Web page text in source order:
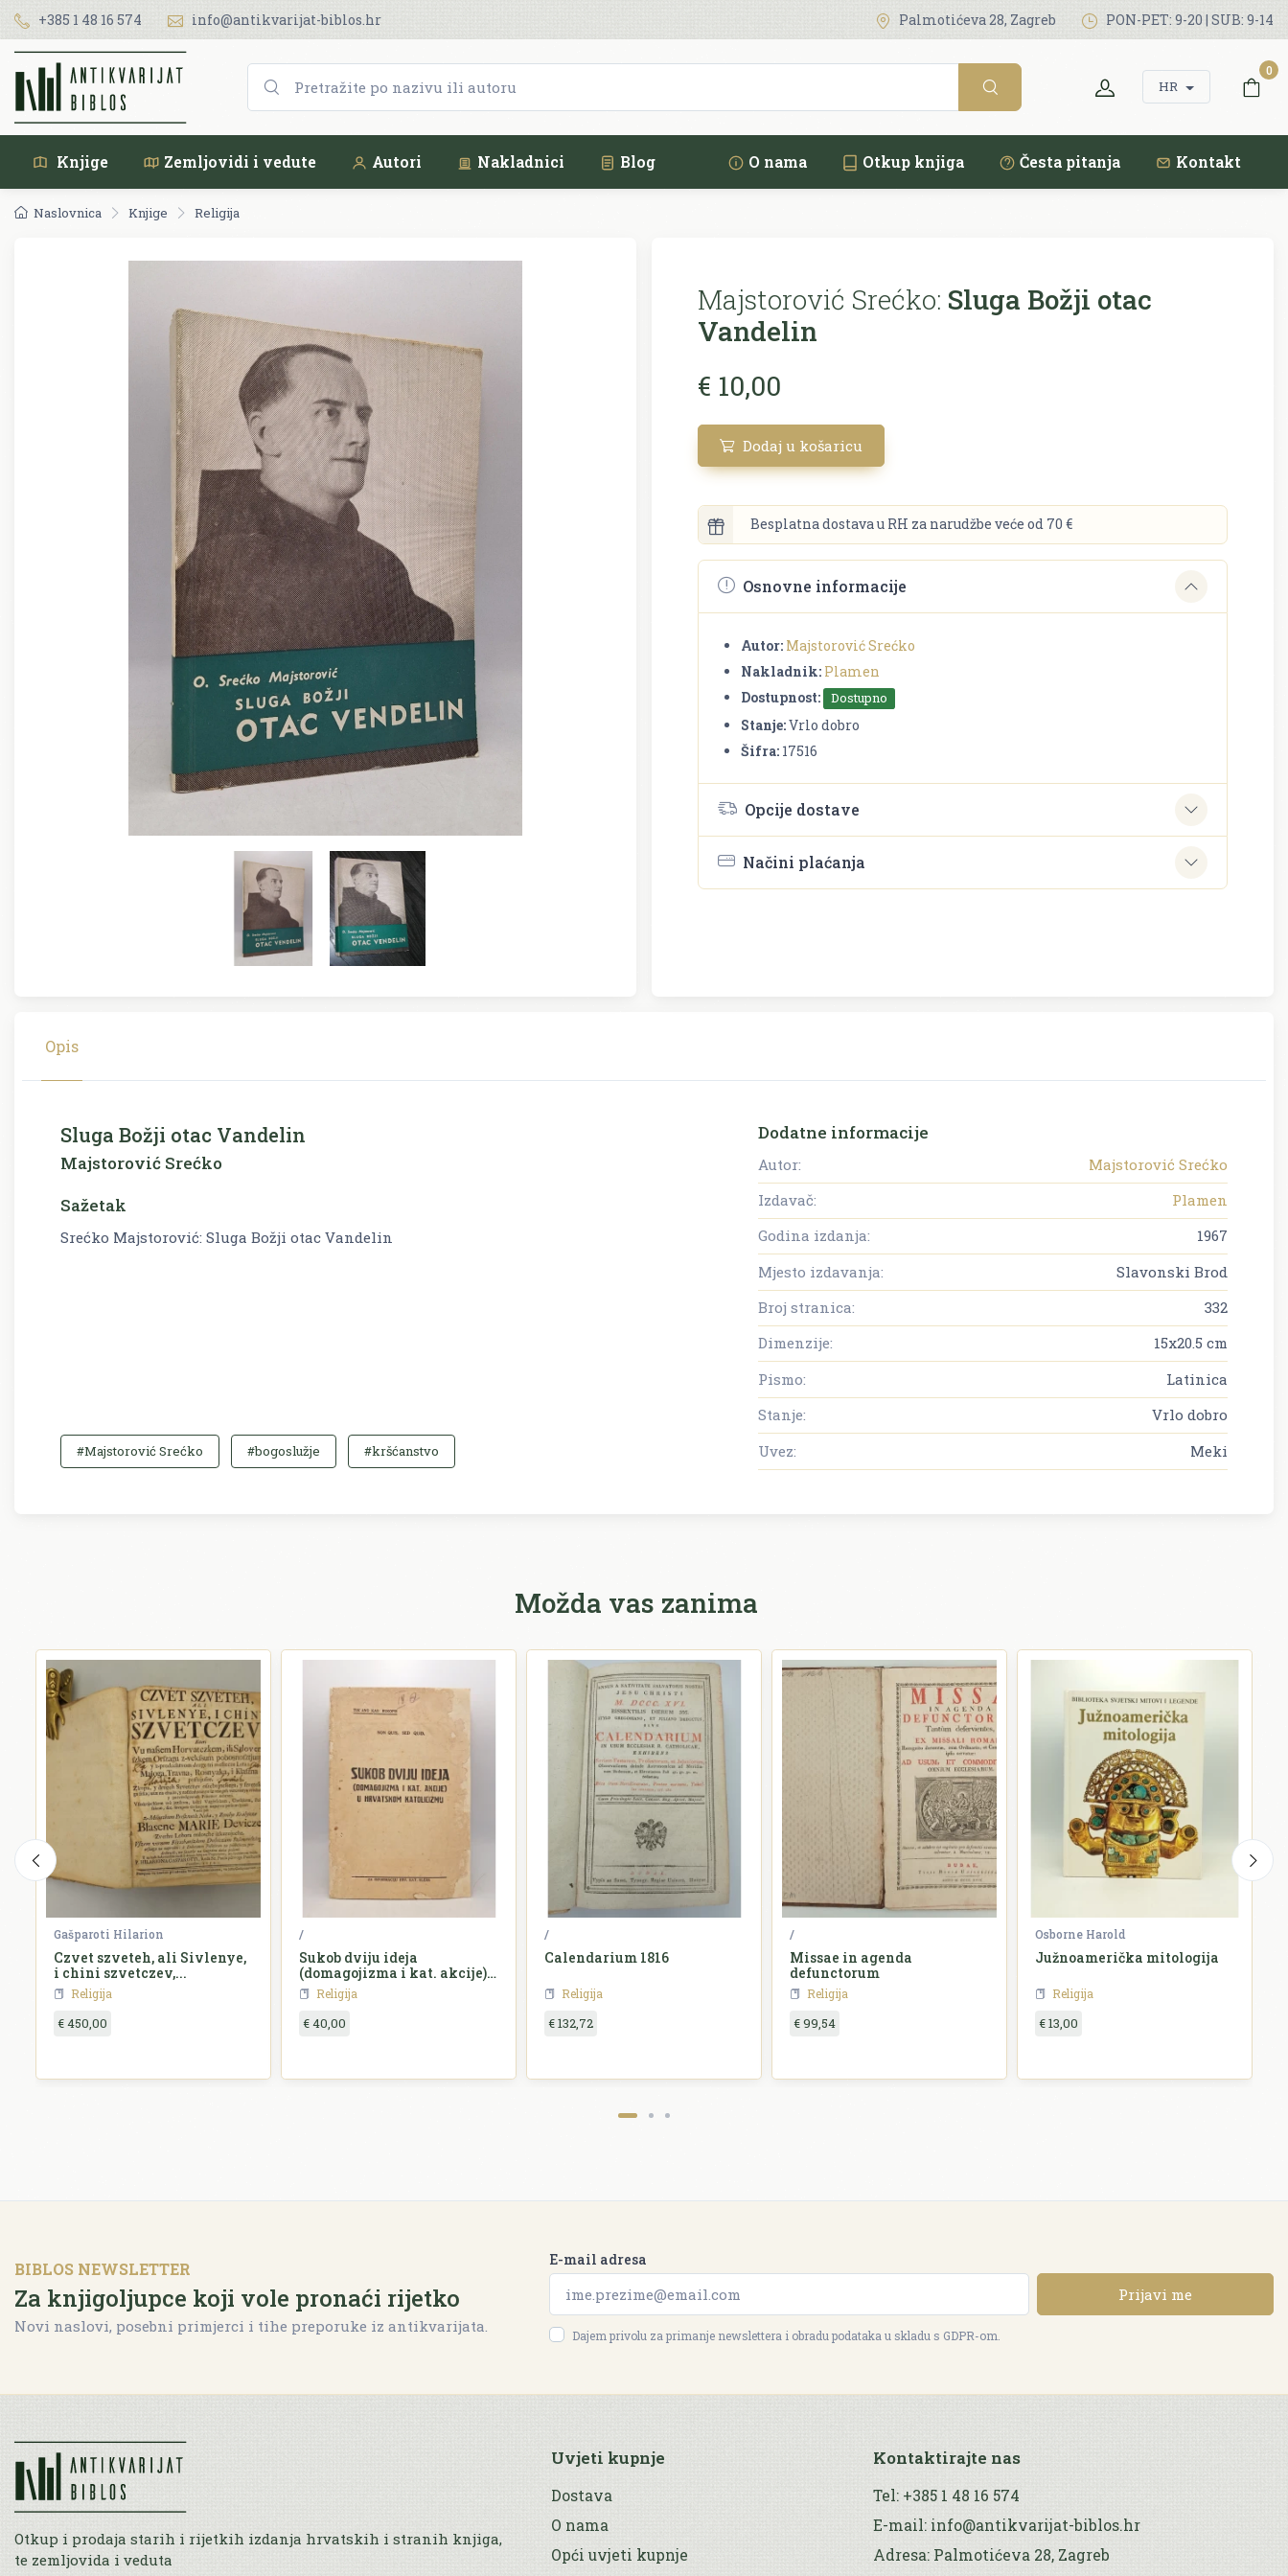
+385 1 48 16 574 info@antikvarijat-biblos.hr Palmotićeva 28, Zagreb PON-PET: 9-20 | SUB: 9-14
HR
0
Knjige Zemljovidi i vedute Autori Nakladnici Blog O nama Otkup knjiga Česta pitanja Kontakt
Naslovnica Knjige Religija
Majstorović Srećko: Sluga Božji otac
Vandelin
€ 10,00
Dodaj u košaricu
Besplatna dostava u RH za narudžbe veće od 70 €
Osnovne informacije
Autor: Majstorović Srećko
Nakladnik: Plamen
Dostupnost:
Dostupno
Stanje:Vrlo dobro
Šifra: 17516
Opcije dostave
Načini plaćanja
Opis
Sluga Božji otac Vandelin
Majstorović Srećko
Sažetak
Srećko Majstorović: Sluga Božji otac Vandelin
#Majstorović Srećko #bogoslužje #kršćanstvo
Dodatne informacije
Autor:
Majstorović Srećko
Izdavač:
Plamen
Godina izdanja:
1967
Mjesto izdavanja:
Slavonski Brod
Broj stranica:
332
Dimenzije:
15x20.5 cm
Pismo:
Latinica
Stanje:
Vrlo dobro
Uvez:
Meki
Možda vas zanima
Gašparoti Hilarion
Czvet szveteh, ali Sivlenye,
i chini szvetczev,...
Religija
€ 450,00
/
Sukob dviju ideja
(domagojizma i kat. akcije) u
hrvatskom katolicizmu
Religija
€ 40,00
/
Calendarium 1816
Religija
€ 132,72
/
Missae in agenda
defunctorum
Religija
€ 99,54
Osborne Harold
Južnoamerička mitologija
Religija
€ 13,00
BIBLOS NEWSLETTER
Za knjigoljupce koji vole pronaći rijetko
Novi naslovi, posebni primjerci i tihe preporuke iz antikvarijata.
E-mail adresa
Prijavi me
Dajem privolu za primanje newslettera i obradu podataka u skladu s GDPR-om.
Otkup i prodaja starih i rijetkih izdanja hrvatskih i stranih knjiga,
te zemljovida i veduta
Uvjeti kupnje
Dostava
O nama
Opći uvjeti kupnje
Kontaktirajte nas
Tel: +385 1 48 16 574
E-mail: info@antikvarijat-biblos.hr
Adresa: Palmotićeva 28, Zagreb